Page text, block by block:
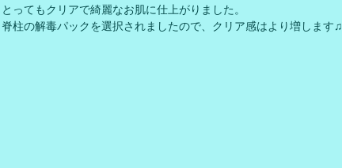
とってもクリアで綺麗なお肌に仕上がりました。
脊柱の解毒パックを選択されましたので、クリア感はより増します♫